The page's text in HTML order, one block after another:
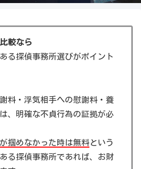
較なら
る探偵事務所選びがポイント
料・浮気相手への慰謝料・養
、明確な不貞行為の証拠が必
掴めなかった時は無料という
る探偵事務所であれば、お財